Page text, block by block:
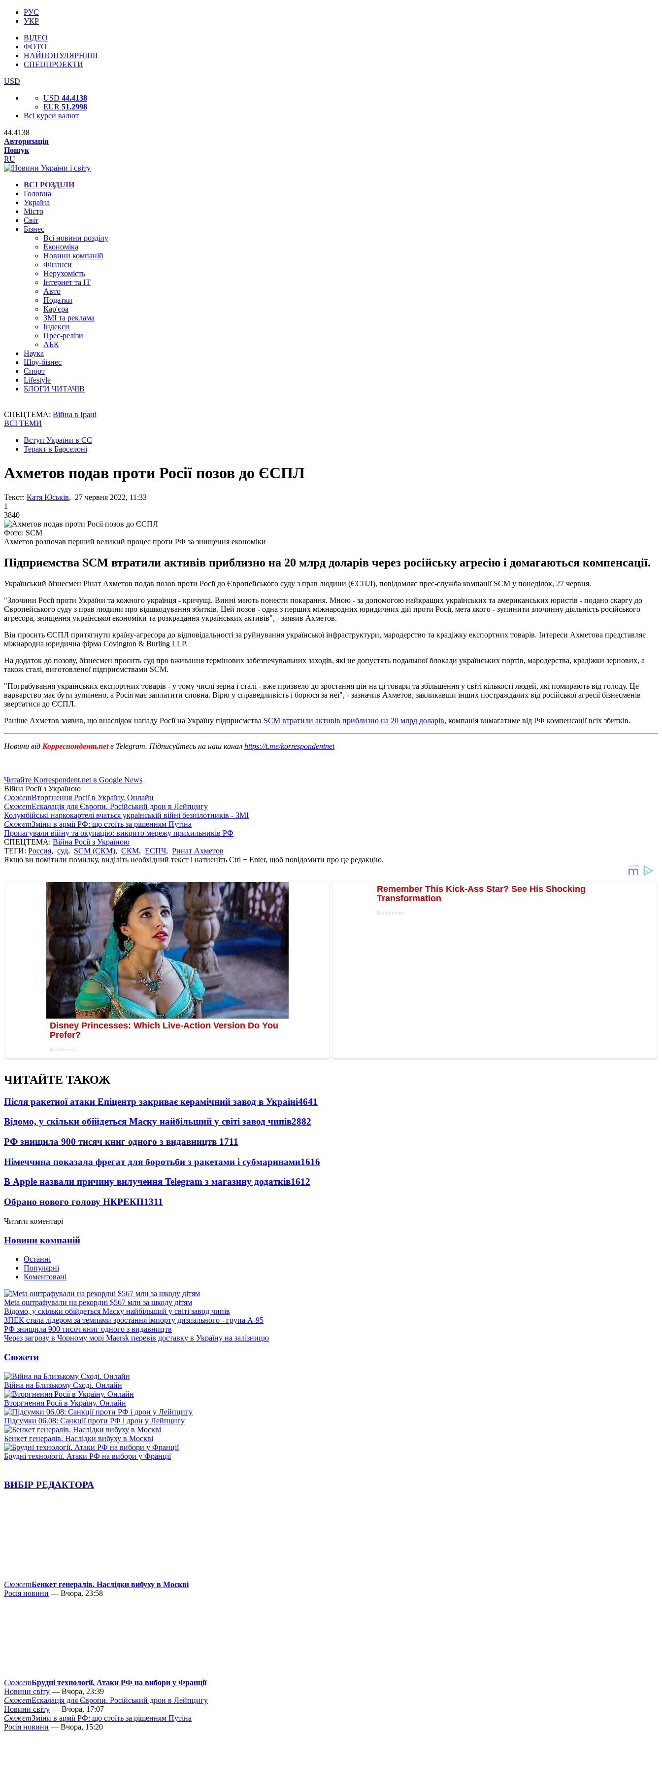
РУС
УКР
ВІДЕО
ФОТО
НАЙПОПУЛЯРНІШІ
СПЕЦПРОЕКТИ
USD
USD 44.4138
EUR 51.2998
Всі курси валют
44.4138
Авторизація
Пошук
RU
ВСІ РОЗДІЛИ
Головна
Україна
Місто
Світ
Бізнес
Всі новини розділу
Економіка
Новини компаній
Фінанси
Нерухомість
Інтернет та IT
Авто
Податки
Кар'єра
ЗМІ та реклама
Індекси
Прес-релізи
АБК
Наука
Шоу-бізнес
Спорт
Lifestyle
БЛОГИ ЧИТАЧІВ
СПЕЦТЕМА: Війна в Ірані
ВСІ ТЕМИ
Вступ України в ЄС
Теракт в Барселоні
Ахметов подав проти Росії позов до ЄСПЛ
Текст: Катя Юськів, 27 червня 2022, 11:33
1
3840
Фото: SCM
Ахметов розпочав перший великий процес проти РФ за знищення економіки
Підприємства SCM втратили активів приблизно на 20 млрд доларів через російську агресію і домагаються компенсації.
Український бізнесмен Рінат Ахметов подав позов проти Росії до Європейського суду з прав людини (ЄСПЛ), повідомляє прес-служба компанії SCM у понеділок, 27 червня.
"Злочини Росії проти України та кожного українця - кричущі. Винні мають понести покарання. Мною - за допомогою найкращих українських та американських юристів - подано скаргу до
Європейського суду з прав людини про відшкодування збитків. Цей позов - одна з перших міжнародних юридичних дій проти Росії, мета якого - зупинити злочинну діяльність російського
агресора, знищення української економіки та розкрадання українських активів", - заявив Ахметов.
Він просить ЄСПЛ притягнути країну-агресора до відповідальності за руйнування української інфраструктури, мародерство та крадіжку експортних товарів. Інтереси Ахметова представляє
міжнародна юридична фірма Covington & Burling LLP.
На додаток до позову, бізнесмен просить суд про вживання термінових забезпечувальних заходів, які не допустять подальшої блокади українських портів, мародерства, крадіжки зернових, а
також сталі, виготовленої підприємствами SCM.
"Пограбування українських експортних товарів - у тому числі зерна і сталі - вже призвело до зростання цін на ці товари та збільшення у світі кількості людей, які помирають від голоду. Це
варварство має бути зупинено, а Росія має заплатити сповна. Вірю у справедливість і борюся за неї", - зазначив Ахметов, закликавши інших постраждалих від російської агресії бізнесменів
звертатися до ЄСПЛ.
Раніше Ахметов заявив, що внаслідок нападу Росії на Україну підприємства SCM втратили активів приблизно на 20 млрд доларів, компанія вимагатиме від РФ компенсації всіх збитків.
Новини від Корреспондент.netв Telegram. Підписуйтесь на наш канал https://t.me/korrespondentnet
Читайте Korrespondent.net в Google News
Війна Росії з Україною
СюжетВторгнення Росії в Україну. Онлайн
СюжетЕскалація для Європи. Російський дрон в Лейпцигу
Колумбійські наркокартелі вчаться українській війні безпілотників - ЗМІ
СюжетЗміни в армії РФ: що стоїть за рішенням Путіна
Пропагували війну та окупацію: викрито мережу прихильників РФ
СПЕЦТЕМА: Війна Росії з Україною
ТЕГИ: Россия, суд, SCM (СКМ), СКМ, ЕСПЧ, Ринат Ахметов
Якщо ви помітили помилку, виділіть необхідний текст і натисніть Ctrl + Enter, щоб повідомити про це редакцію.
ЧИТАЙТЕ ТАКОЖ
Після ракетної атаки Епіцентр закриває керамічний завод в Україні4641
Відомо, у скільки обійдеться Маску найбільший у світі завод чипів2882
РФ знищила 900 тисяч книг одного з видавництв 1711
Німеччина показала фрегат для боротьби з ракетами і субмаринами1616
В Apple назвали причину вилучення Telegram з магазину додатків1612
Обрано нового голову НКРЕКП1311
Читати коментарі
Новини компаній
Останні
Популярні
Коментовані
Meta оштрафували на рекордні $567 млн за шкоду дітям
Відомо, у скільки обійдеться Маску найбільший у світі завод чипів
ЗПЕК стала лідером за темпами зростання імпорту дизпального - група А-95
РФ знищила 900 тисяч книг одного з видавництв
Через загрозу в Чорному морі Maersk перевів доставку в Україну на залізницю
Сюжети
Війна на Близькому Сході. Онлайн
Вторгнення Росії в Україну. Онлайн
Підсумки 06.08: Санкції проти РФ і дрон у Лейпцигу
Бенкет генералів. Наслідки вибуху в Москві
Брудні технології. Атаки РФ на вибори у Франції
ВИБІР РЕДАКТОРА
СюжетБенкет генералів. Наслідки вибуху в Москві
Росія новини — Вчора, 23:58
СюжетБрудні технології. Атаки РФ на вибори у Франції
Новини світу — Вчора, 23:39
СюжетЕскалація для Європи. Російський дрон в Лейпцигу
Новини світу — Вчора, 17:07
СюжетЗміни в армії РФ: що стоїть за рішенням Путіна
Росія новини — Вчора, 15:20